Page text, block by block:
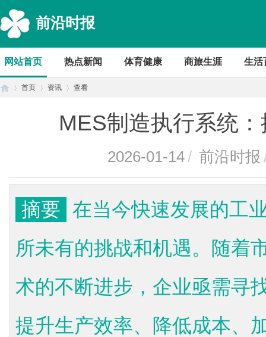
前沿时报
网站首页 热点新闻 体育健康 商旅生涯 生活
首页 资讯 查看
MES制造执行系统
2026-01-14/ 前沿时报
摘要 在当今快速发展的工
所未有的挑战和机遇。随着
术的不断进步，企业亟需寻
提升生产效率、降低成本、